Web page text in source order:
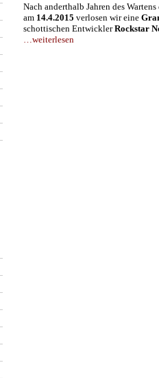
Nach anderthalb Jahren des
am 14.4.2015 verlosen wir eine
schottischen EntwicklerRockstar
…weiterlesen